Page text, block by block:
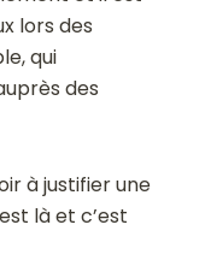
lors des
qui
des
à justifier une
là et c’est